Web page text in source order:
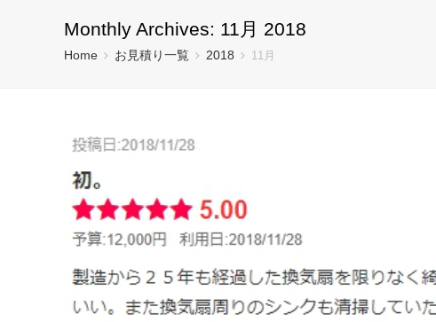
Monthly Archives: 11月 2018
Home お見積り一覧 2018 11月